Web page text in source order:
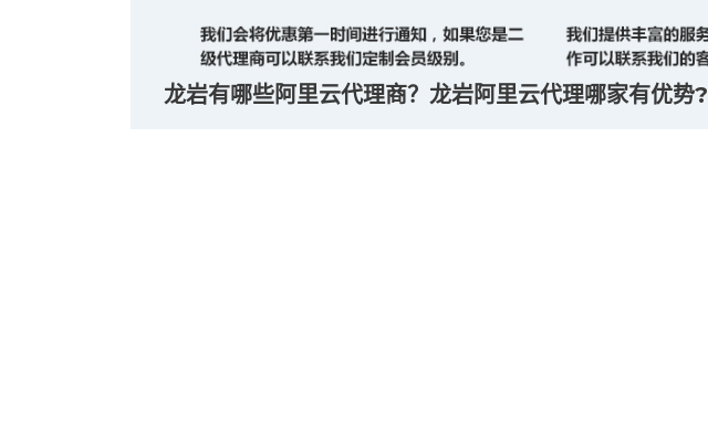
龙岩有哪些阿里云代理商？龙岩阿里云代理哪家有优势?